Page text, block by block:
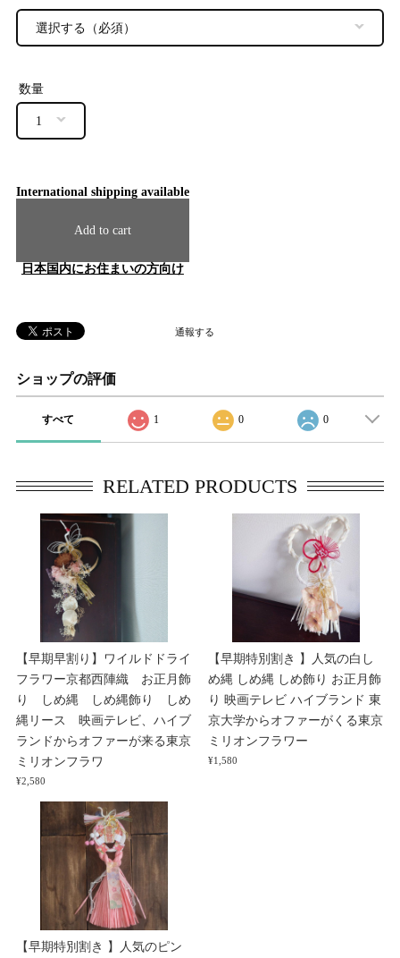
数量
International shipping available
Add to cart
日本国内にお住まいの方向け
通報する
ショップの評価
すべて 1 0 0
RELATED PRODUCTS
【早期早割り】ワイルドドライ
フラワー京都西陣織 お正月飾
り しめ縄 しめ縄飾り しめ
縄リース 映画テレビ、ハイブ
ランドからオファーが来る東京
ミリオンフラワ
¥2,580
【早期特別割き 】人気の白し
め縄 しめ縄 しめ飾り お正月飾
り 映画テレビ ハイブランド 東
京大学からオファーがくる東京
ミリオンフラワー
¥1,580
【早期特別割き 】人気のピン